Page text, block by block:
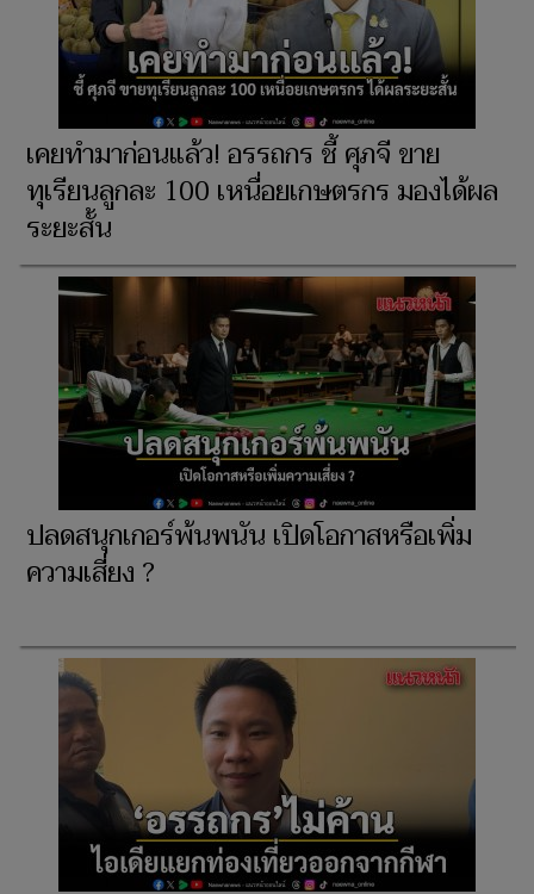
เคยทำมาก่อนแล้ว! อรรถกร ชี้ ศุภจี ขาย
ทุเรียนลูกละ 100 เหนื่อยเกษตรกร มองได้ผล
ระยะสั้น
ปลดสนุกเกอร์พ้นพนัน เปิดโอกาสหรือเพิ่ม
ความเสี่ยง ?